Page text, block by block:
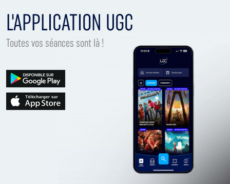
L'APPLICATION UGC
Toutes vos séances sont là !